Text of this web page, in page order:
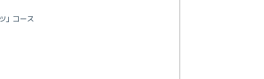
」コース